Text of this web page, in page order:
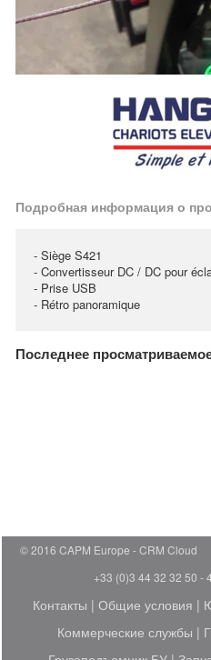
Подробная информация о
- Siège S421
- Convertisseur DC / DC pour
- Prise USB
- Rétro panoramique
Последнее
© 2016 CAPM Europe
CRM Cloud
+33 (0)3 44 32 32 50 -
Контакты | Общие условия |
Коммерческие службы |